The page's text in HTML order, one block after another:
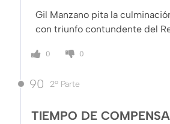
Gil Manzano pita la
con triunfo contundente del
0 0
90 2º Parte
TIEMPO DE